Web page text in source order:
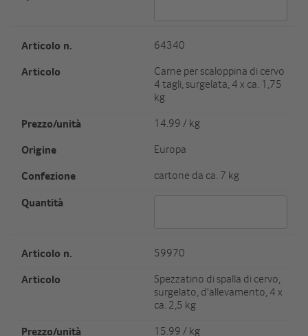
Artikel Nr.
64340
Artikel
Carne per scaloppina di cervo
4 tagli, surgelata, 4 x ca. 1,75
kg
Preis/Einheit
14.99 / kg
Herkunft
Europa
Verpackungseinheit/Gewicht
cartone da ca. 7 kg
Artikel Nr.
59970
Artikel
Spezzatino di spalla di cervo,
surgelato, d'allevamento, 4 x
ca. 2,5 kg
Preis/Einheit
15.99 / kg